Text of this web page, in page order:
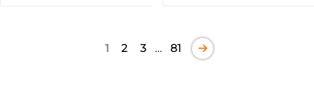
1 2 3 … 81